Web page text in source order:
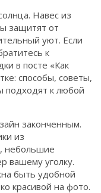
Навес из
защитят от
уют. Если
к
в посте «Как
способы, советы,
подходят к любой
законченным.
из
небольшие
вашему уголку.
быть удобной
красивой на фото.